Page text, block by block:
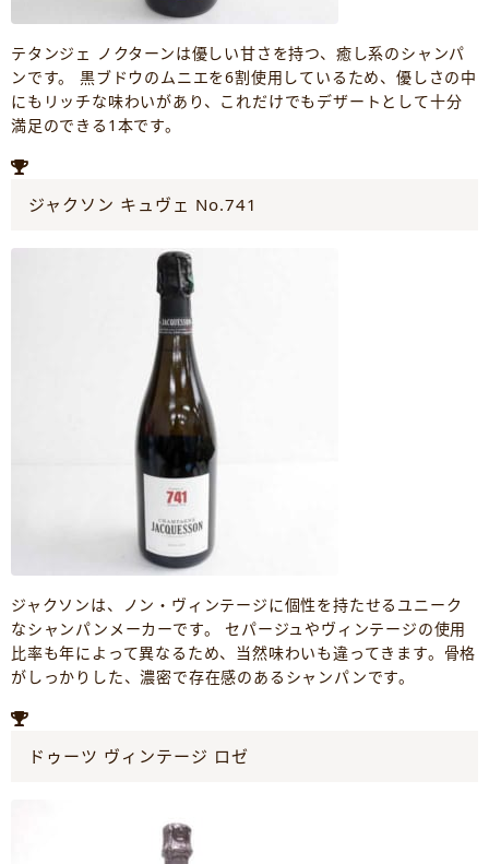
テタンジェ ノクターンは優しい甘さを持つ、癒し系のシャンパ
ンです。 黒ブドウのムニエを6割使用しているため、優しさの中
にもリッチな味わいがあり、これだけでもデザートとして十分
満足のできる1本です。
ジャクソン キュヴェ No.741
ジャクソンは、ノン・ヴィンテージに個性を持たせるユニーク
なシャンパンメーカーです。 セパージュやヴィンテージの使用
比率も年によって異なるため、当然味わいも違ってきます。骨格
がしっかりした、濃密で存在感のあるシャンパンです。
ドゥーツ ヴィンテージ ロゼ